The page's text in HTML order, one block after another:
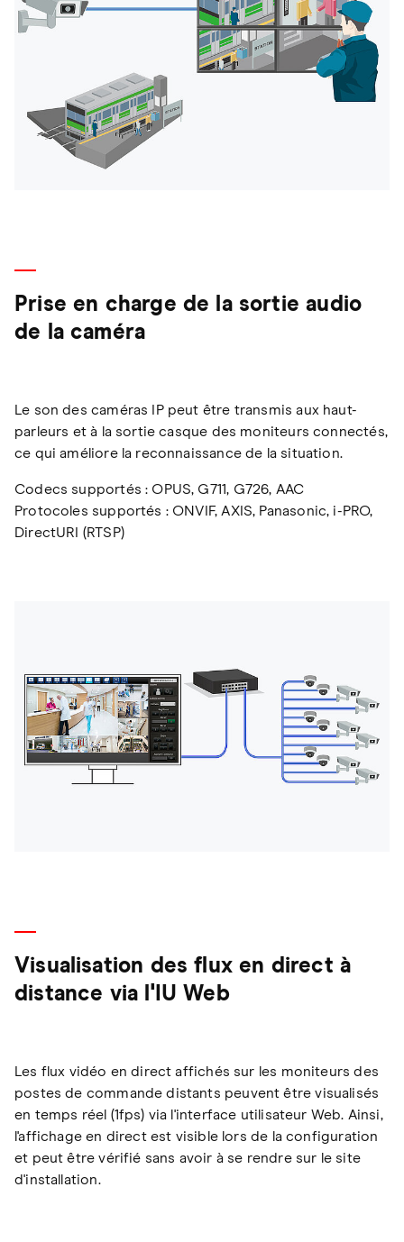
Prise en charge de la sortie audio
de la caméra
Le son des caméras IP peut être transmis aux haut-
parleurs et à la sortie casque des moniteurs connectés,
ce qui améliore la reconnaissance de la situation.
Codecs supportés : OPUS, G711, G726, AAC
Protocoles supportés : ONVIF, AXIS, Panasonic, i-PRO,
DirectURI (RTSP)
Visualisation des flux en direct à
distance via l'IU Web
Les flux vidéo en direct affichés sur les moniteurs des
postes de commande distants peuvent être visualisés
en temps réel (1fps) via l'interface utilisateur Web. Ainsi,
l'affichage en direct est visible lors de la configuration
et peut être vérifié sans avoir à se rendre sur le site
d'installation.